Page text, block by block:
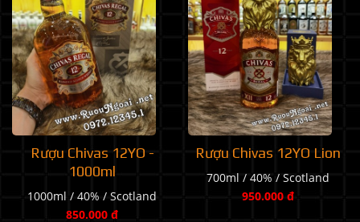
Rượu Chivas 12YO -
1000ml
1000ml / 40% / Scotland
850.000 đ
Rượu Chivas 12YO Lion
700ml / 40% / Scotland
950.000 đ